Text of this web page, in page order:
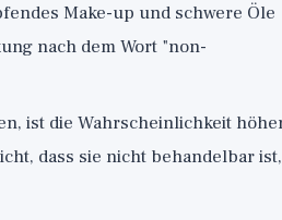
Make-up und schwere Öle
nach dem Wort "non-
ist die Wahrscheinlichkeit
dass sie nicht behandelbar